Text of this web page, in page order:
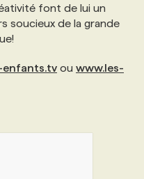
font de lui un
soucieux de la grande
enfants.tv ou www.les-